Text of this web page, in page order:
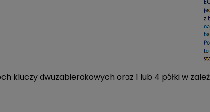
dwuzabierakowych oraz 1 lub 4 półki w